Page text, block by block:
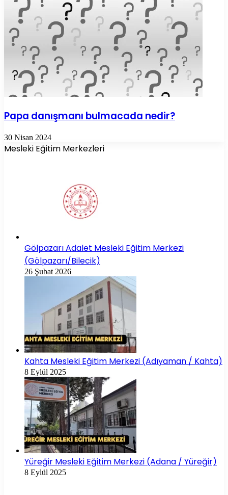
Papa danışmanı bulmacada nedir?
30 Nisan 2024
Mesleki Eğitim Merkezleri
Gölpazarı Adalet Mesleki Eğitim Merkezi
(Gölpazarı/Bilecik)
26 Şubat 2026
Kahta Mesleki Eğitim Merkezi (Adıyaman / Kahta)
8 Eylül 2025
Yüreğir Mesleki Eğitim Merkezi (Adana / Yüreğir)
8 Eylül 2025